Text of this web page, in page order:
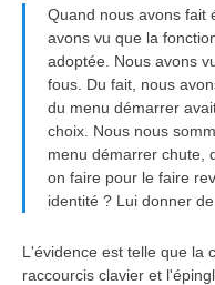
Quand nous avons fait
avons vu que la
adoptée. Nous avons
fous. Du fait, nous
du menu démarrer
choix. Nous nous
menu démarrer chute,
on faire pour le faire
identité ? Lui donner
L'évidence est telle que la
raccourcis clavier et